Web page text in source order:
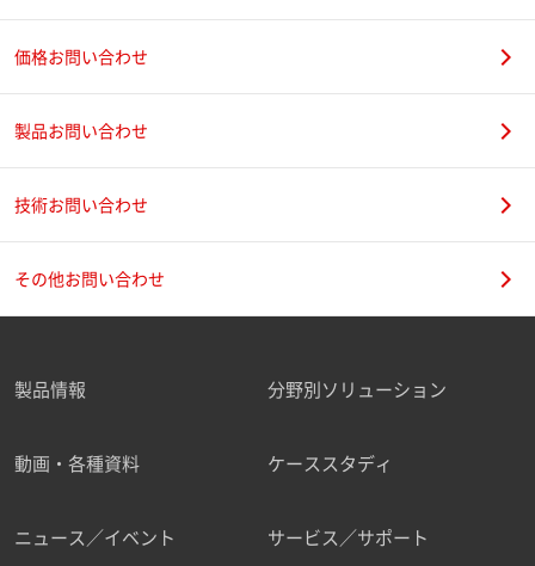
価格お問い合わせ
製品お問い合わせ
技術お問い合わせ
その他お問い合わせ
製品情報 分野別ソリューション
動画・各種資料 ケーススタディ
ニュース／イベント サービス／サポート